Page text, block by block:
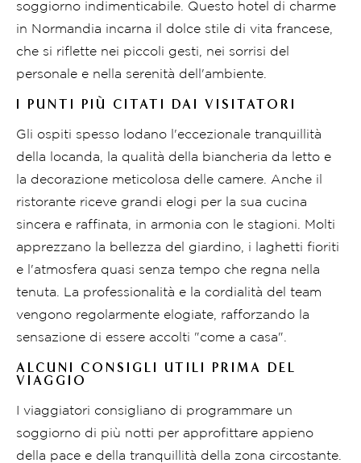
soggiorno indimenticabile. Questo hotel di charme
in Normandia incarna il dolce stile di vita francese,
che si riflette nei piccoli gesti, nei sorrisi del
personale e nella serenità dell'ambiente.
I PUNTI PIÙ CITATI DAI VISITATORI
Gli ospiti spesso lodano l'eccezionale tranquillità
della locanda, la qualità della biancheria da letto e
la decorazione meticolosa delle camere. Anche il
ristorante riceve grandi elogi per la sua cucina
sincera e raffinata, in armonia con le stagioni. Molti
apprezzano la bellezza del giardino, i laghetti fioriti
e l'atmosfera quasi senza tempo che regna nella
tenuta. La professionalità e la cordialità del team
vengono regolarmente elogiate, rafforzando la
sensazione di essere accolti "come a casa".
ALCUNI CONSIGLI UTILI PRIMA DEL
VIAGGIO
I viaggiatori consigliano di programmare un
soggiorno di più notti per approfittare appieno
della pace e della tranquillità della zona circostante.